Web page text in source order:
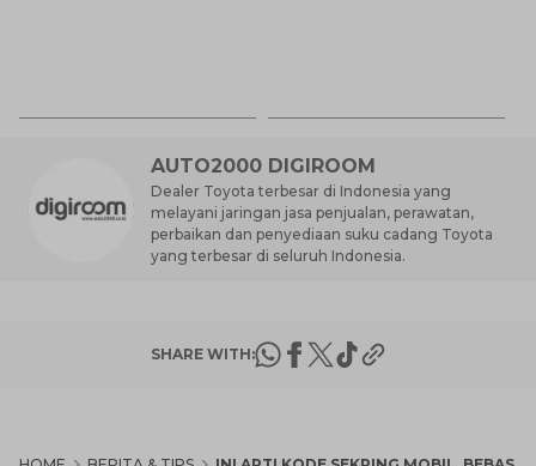
AUTO2000 DIGIROOM
Dealer Toyota terbesar di Indonesia yang
melayani jaringan jasa penjualan, perawatan,
perbaikan dan penyediaan suku cadang Toyota
yang terbesar di seluruh Indonesia.
SHARE WITH: